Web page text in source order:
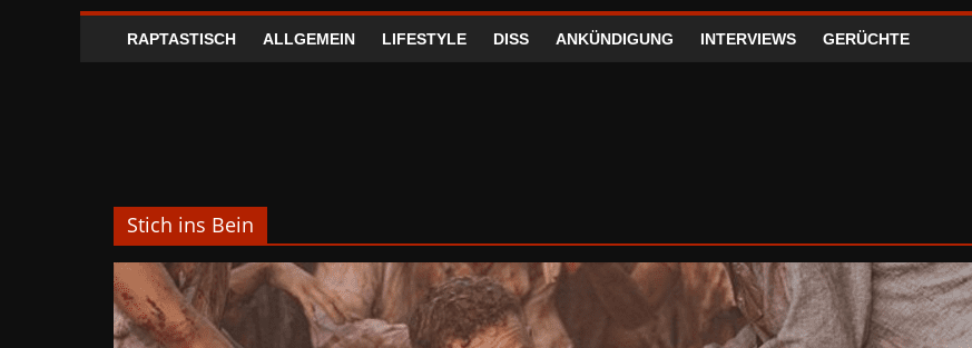
RAPTASTISCH ALLGEMEIN LIFESTYLE DISS ANKÜNDIGUNG INTERVIEWS GERÜCHTE
Stich ins Bein